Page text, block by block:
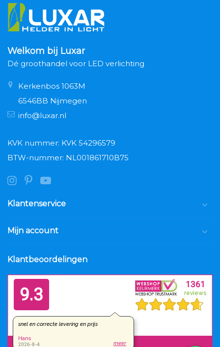
Welkom bij Luxar
Dé groothandel voor LED verlichting
Kerkenbos 1063M
6546BB Nijmegen
info@luxar.nl
KVK nummer: KVK 54296579
BTW-nummer: NL001861710B75
Klantenservice
Mijn account
Klantbeoordelingen